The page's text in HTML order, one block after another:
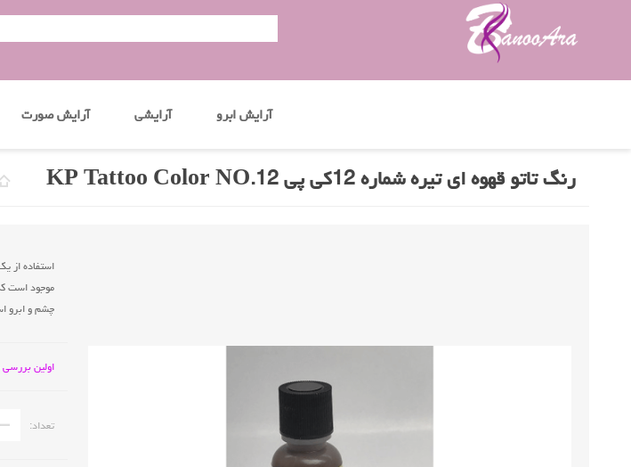
آرایش ابرو آرایشی آرایش صورت
رنگ تاتو قهوه ای تیره شماره 12کی پی KP Tattoo Color NO.12
موجود است
چشم و ابرو
اولین
تعداد: